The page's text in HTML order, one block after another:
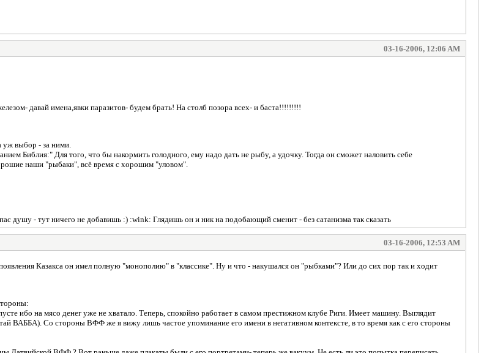
03-16-2006, 12:06 AM
давай имена,явки паразитов- будем брать! На столб позора всех- и баста!!!!!!!!!
выбор - за ними.
Библия:" Для того, что бы накормить голодного, ему надо дать не рыбу, а удочку. Тогда он сможет наловить себе
наши "рыбаки", всё время с хорошим "уловом".
душу - тут ничего не добавишь :) :wink: Глядишь он и ник на подобающий сменит - без сатанизма так сказать
03-16-2006, 12:53 AM
Казакса он имел полную "монополию" в "классике". Ну и что - накушался он "рыбками"? Или до сих пор так и ходит
ибо на мясо денег уже не хватало. Теперь, спокойно работает в самом престижном клубе Риги. Имеет машину. Выглядит
ВАББА). Со стороны ВФФ же я вижу лишь частое упоминание его имени в негативном контексте, в то время как с его стороны